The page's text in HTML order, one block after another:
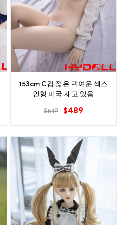
153cm C컵 젊은 귀여운 섹스
인형 미국 재고 있음
$519 $489